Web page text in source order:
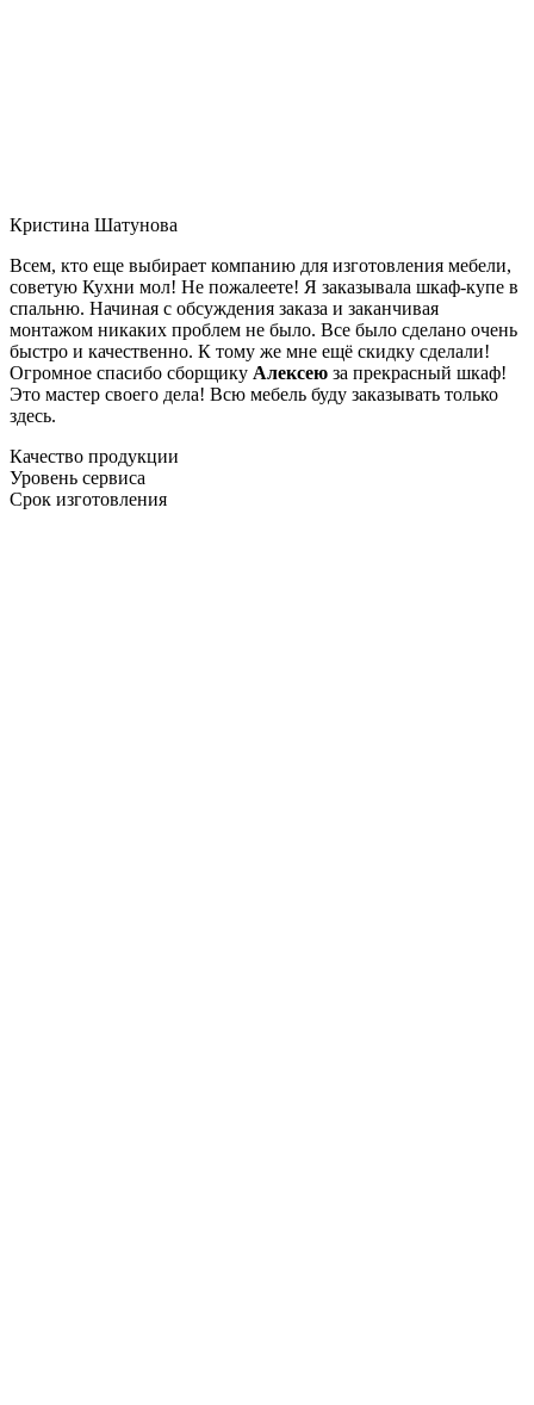
Кристина Шатунова
Всем, кто еще выбирает компанию для изготовления мебели,
советую Кухни мол! Не пожалеете! Я заказывала шкаф-купе в
спальню. Начиная с обсуждения заказа и заканчивая
монтажом никаких проблем не было. Все было сделано очень
быстро и качественно. К тому же мне ещё скидку сделали!
Огромное спасибо сборщику Алексею за прекрасный шкаф!
Это мастер своего дела! Всю мебель буду заказывать только
здесь.
Качество продукции
Уровень сервиса
Срок изготовления